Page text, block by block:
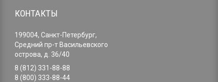
КОНТАКТЫ
199004, Санкт-Петербург,
Средний пр-т Васильевского
острова, д. 36/40
8 (812) 331-88-88
8 (800) 333-88-44